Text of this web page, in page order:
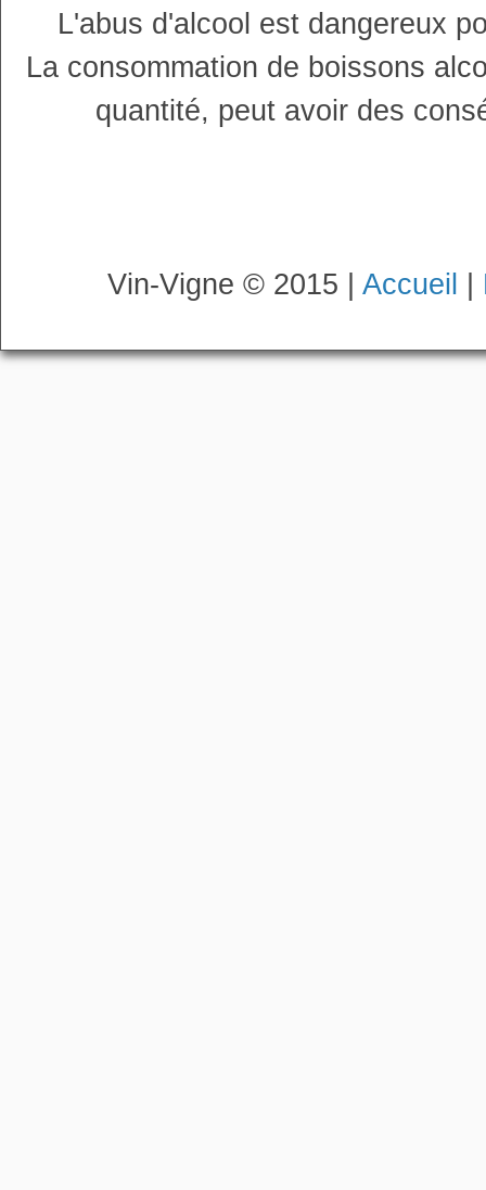
L'abus d'alcool est dangereux
La consommation de boissons
quantité, peut avoir des
Vin-Vigne © 2015 | Accueil